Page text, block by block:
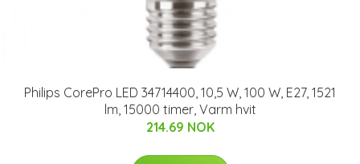
Philips CorePro LED 34714400, 10,5 W, 100 W, E27, 1521
lm, 15000 timer, Varm hvit
214.69 NOK